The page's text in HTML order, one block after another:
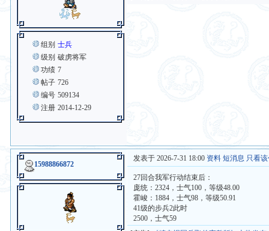
组别 士兵
级别 破虏将军
功绩 7
帖子 726
编号 509134
注册 2014-12-29
15988866872
发表于 2026-7-31 18:00 资料 短消息 只看
27回合我军行动结束后：
庞统：2324，士气100，等级48.00
霍峻：1884，士气98，等级50.91
41级的步兵2此时
2500，士气59